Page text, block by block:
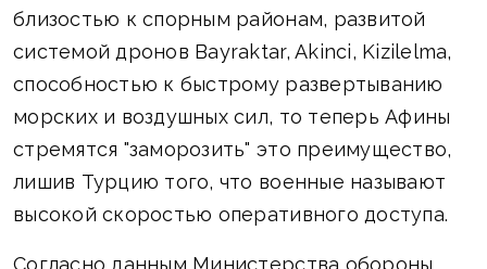
близостью к спорным районам, развитой
системой дронов Bayraktar, Akinci, Kizilelma,
способностью к быстрому развертыванию
морских и воздушных сил, то теперь Афины
стремятся "заморозить" это преимущество,
лишив Турцию того, что военные называют
высокой скоростью оперативного доступа.
Согласно данным Министерства обороны